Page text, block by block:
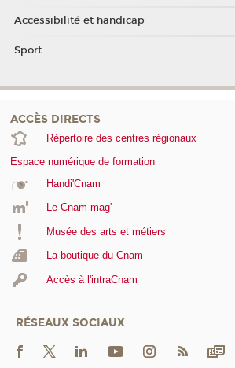
Accessibilité et handicap
Sport
ACCÈS DIRECTS
Répertoire des centres régionaux
Espace numérique de formation
Handi'Cnam
Le Cnam mag'
Musée des arts et métiers
La boutique du Cnam
Accès à l'intraCnam
RÉSEAUX SOCIAUX